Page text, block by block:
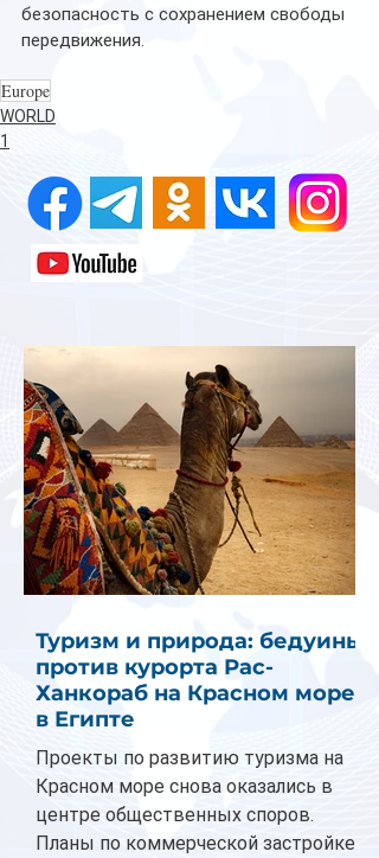
безопасность с сохранением свободы
передвижения.
Europe
WORLD
1
Туризм и природа: бедуины
против курорта Рас-
Ханкораб на Красном море
в Египте
Проекты по развитию туризма на
Красном море снова оказались в
центре общественных споров.
Планы по коммерческой застройке